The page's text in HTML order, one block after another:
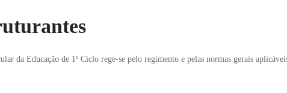
da Educação de 1º Ciclo rege-se pelo regimento e pelas normas gerais